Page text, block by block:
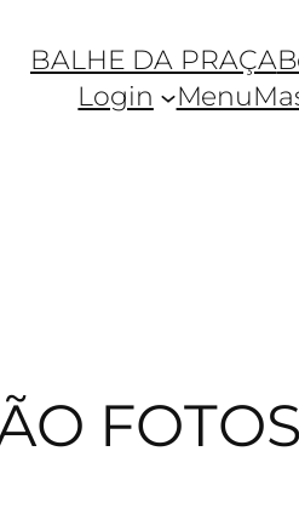
BALHE DA PRAÇA
Login